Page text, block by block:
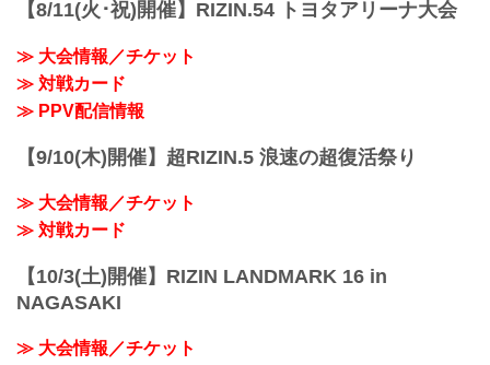
す。
日本ガイシホール（名古屋市総合体育
名古屋鉄道 名...
【8/11(火･祝)開催】RIZIN.54 トヨタアリーナ大会
≫ 大会情報／チケット
≫ 対戦カード
≫ PPV配信情報
【9/10(木)開催】超RIZIN.5 浪速の超復活祭り
≫ 大会情報／チケット
≫ 対戦カード
【10/3(土)開催】RIZIN LANDMARK 16 in
NAGASAKI
≫ 大会情報／チケット